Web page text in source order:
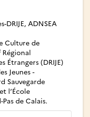
DRIJE, ADNSEA
Culture de
Régional
Étrangers (DRIJE)
Jeunes -
Sauvegarde
l’École
de Calais.